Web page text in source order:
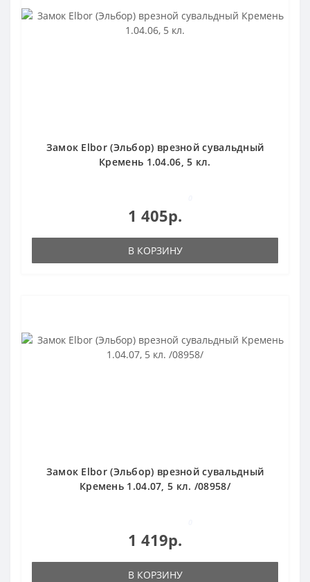
Замок Elbor (Эльбор) врезной сувальдный
Кремень 1.04.06, 5 кл.
1 405р.
В КОРЗИНУ
Замок Elbor (Эльбор) врезной сувальдный
Кремень 1.04.07, 5 кл. /08958/
1 419р.
В КОРЗИНУ